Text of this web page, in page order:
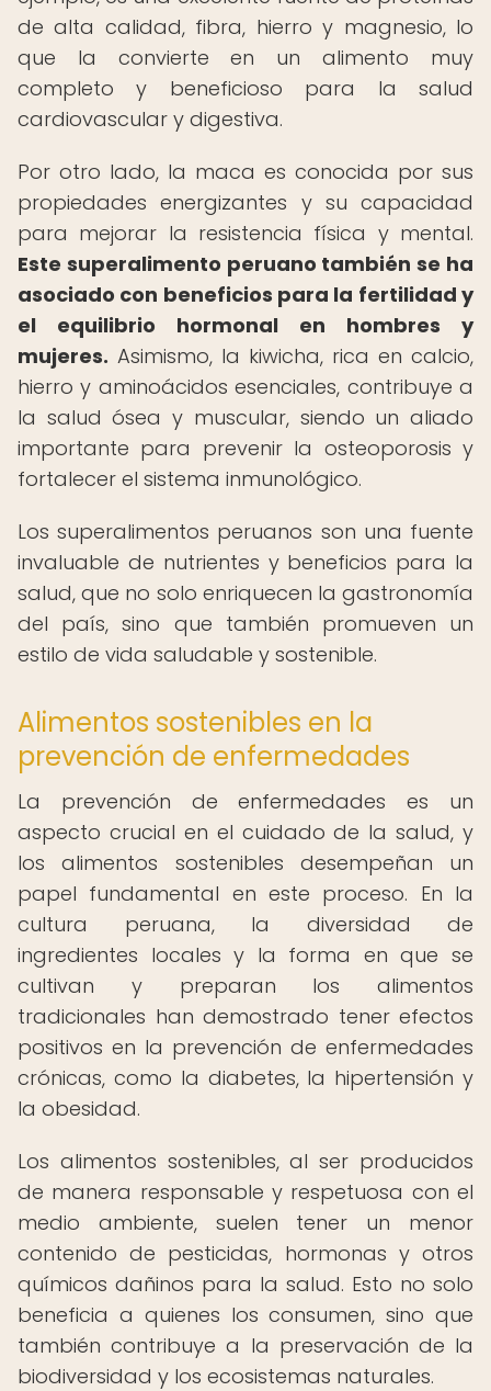
de alta calidad, fibra, hierro y magnesio, lo
que la convierte en un alimento muy
completo y beneficioso para la salud
cardiovascular y digestiva.
Por otro lado, la maca es conocida por sus
propiedades energizantes y su capacidad
para mejorar la resistencia física y mental.
Este superalimento peruano también se ha
asociado con beneficios para la fertilidad y
el equilibrio hormonal en hombres y
mujeres. Asimismo, la kiwicha, rica en calcio,
hierro y aminoácidos esenciales, contribuye a
la salud ósea y muscular, siendo un aliado
importante para prevenir la osteoporosis y
fortalecer el sistema inmunológico.
Los superalimentos peruanos son una fuente
invaluable de nutrientes y beneficios para la
salud, que no solo enriquecen la gastronomía
del país, sino que también promueven un
estilo de vida saludable y sostenible.
Alimentos sostenibles en la
prevención de enfermedades
La prevención de enfermedades es un
aspecto crucial en el cuidado de la salud, y
los alimentos sostenibles desempeñan un
papel fundamental en este proceso. En la
cultura peruana, la diversidad de
ingredientes locales y la forma en que se
cultivan y preparan los alimentos
tradicionales han demostrado tener efectos
positivos en la prevención de enfermedades
crónicas, como la diabetes, la hipertensión y
la obesidad.
Los alimentos sostenibles, al ser producidos
de manera responsable y respetuosa con el
medio ambiente, suelen tener un menor
contenido de pesticidas, hormonas y otros
químicos dañinos para la salud. Esto no solo
beneficia a quienes los consumen, sino que
también contribuye a la preservación de la
biodiversidad y los ecosistemas naturales.